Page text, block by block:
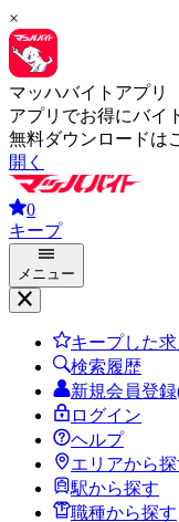
×
マッハバイトアプリ
アプリでお得にバイ
無料ダウンロードは
開く
0
キープ
メニュー
キープした
検索履歴
新規会員登
ログイン
ヘルプ
エリアから
駅から探す
職種から探す